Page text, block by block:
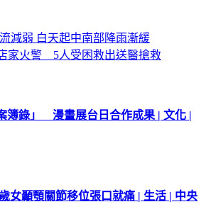
減弱 白天起中南部降雨漸緩
家火警 5人受困救出送醫搶救
簿錄」 漫畫展台日合作成果 | 文化 |
女顳顎關節移位張口就痛 | 生活 | 中央